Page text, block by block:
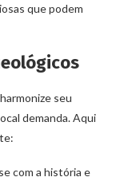
que podem
seu
demanda. Aqui
com a história e